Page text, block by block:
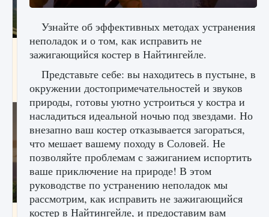
Как исправить ошибку Palworld «Идет
сохранение мира — Невозможно начать
сохранение данных мира»
9 августа 2024 2 511 0 0
Как заработать медали лиги Clash of Clans
Узнайте об эффективных методах устранения
неполадок и о том, как исправить не
зажигающийся костер в Найтингейле.
Представьте себе: вы находитесь в пустыне, в
окружении достопримечательностей и звуков
природы, готовы уютно устроиться у костра и
насладиться идеальной ночью под звездами. Но
внезапно ваш костер отказывается загораться,
что мешает вашему походу в Соловей. Не
позволяйте проблемам с зажиганием испортить
ваше приключение на природе! В этом
руководстве по устранению неполадок мы
рассмотрим, как исправить не зажигающийся
костер в Найтингейле, и предоставим вам